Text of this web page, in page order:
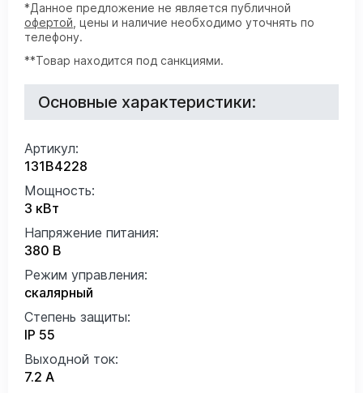
*Данное предложение не является публичной
офертой , цены и наличие необходимо уточнять по
телефону.
**Товар находится под санкциями.
Основные характеристики:
Артикул:
131B4228
Мощность:
3 кВт
Напряжение питания:
380 В
Режим управления:
скалярный
Степень защиты:
IP 55
Выходной ток:
7.2 А